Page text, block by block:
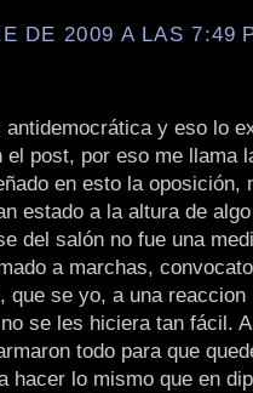
DE 2009 A LAS 7:49
y eso lo
el post, por eso me llama
en esto la oposición,
estado a la altura de
del salón no fue una
a marchas,
que se yo, a una reaccion
se les hiciera tan fácil.
todo para que
hacer lo mismo que en